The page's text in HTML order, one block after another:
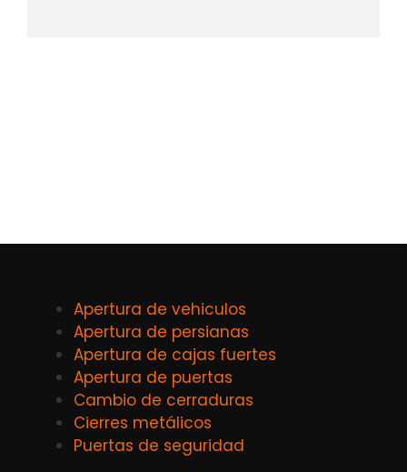
Apertura de vehiculos
Apertura de persianas
Apertura de cajas fuertes
Apertura de puertas
Cambio de cerraduras
Cierres metálicos
Puertas de seguridad